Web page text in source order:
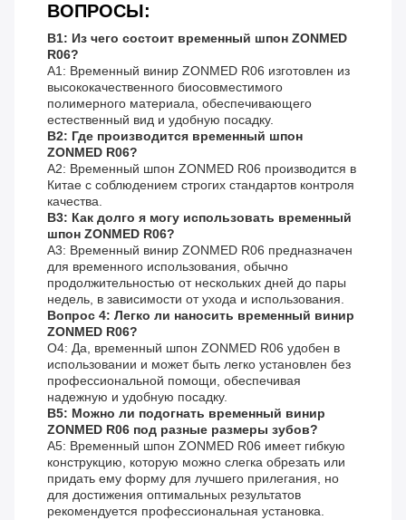
ВОПРОСЫ:
В1: Из чего состоит временный шпон ZONMED
R06?
A1: Временный винир ZONMED R06 изготовлен из
высококачественного биосовместимого
полимерного материала, обеспечивающего
естественный вид и удобную посадку.
В2: Где производится временный шпон
ZONMED R06?
A2: Временный шпон ZONMED R06 производится в
Китае с соблюдением строгих стандартов контроля
качества.
В3: Как долго я могу использовать временный
шпон ZONMED R06?
A3: Временный винир ZONMED R06 предназначен
для временного использования, обычно
продолжительностью от нескольких дней до пары
недель, в зависимости от ухода и использования.
Вопрос 4: Легко ли наносить временный винир
ZONMED R06?
О4: Да, временный шпон ZONMED R06 удобен в
использовании и может быть легко установлен без
профессиональной помощи, обеспечивая
надежную и удобную посадку.
В5: Можно ли подогнать временный винир
ZONMED R06 под разные размеры зубов?
A5: Временный шпон ZONMED R06 имеет гибкую
конструкцию, которую можно слегка обрезать или
придать ему форму для лучшего прилегания, но
для достижения оптимальных результатов
рекомендуется профессиональная установка.